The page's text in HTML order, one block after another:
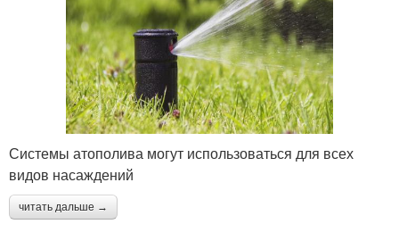
Системы атополива могут использоваться для всех
видов насаждений
читать дальше →